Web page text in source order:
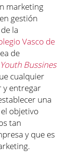
marketing
gestión
la
Vasco de
de
Youth Bussines
cualquier
y entregar
una
objetivo
tan
y que es